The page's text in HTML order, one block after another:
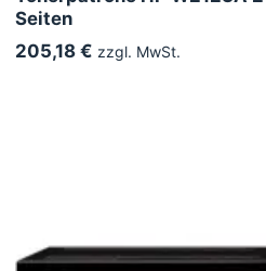
Seiten
205,18 € zzgl. MwSt.